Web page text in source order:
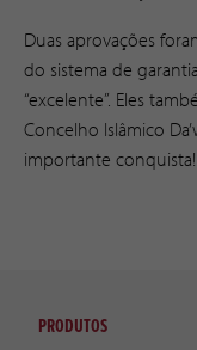
Duas aprovações
do sistema de
“excelente”. Eles
Concelho Islâmico
importante conquista!
PRODUTOS